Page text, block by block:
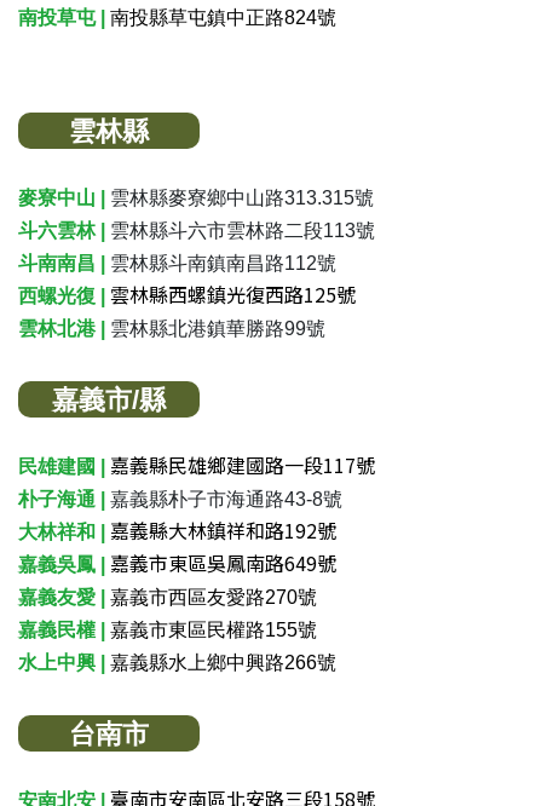
南投草屯 | 南投縣草屯鎮中正路824號
雲林縣
麥寮中山
雲林縣麥寮鄉中山路313.315號
斗六雲林|
雲林縣斗六市雲林路二段113號
斗南南昌 |
雲林縣斗南鎮南昌路112號
西螺光復 | 雲林縣西螺鎮光復西路125號
雲林北港 | 雲林縣北港鎮華勝路99號
嘉義市/縣
民雄建國 | 嘉義縣民雄鄉建國路一段117號
朴子海通 | 嘉義縣朴子市海通路43-8號
大林祥和 | 嘉義縣大林鎮祥和路192號
嘉義吳鳳 | 嘉義市東區吳鳳南路649號
嘉義友愛 | 嘉義市西區友愛路270號
嘉義民權 | 嘉義市東區民權路155號
水上中興 | 嘉義縣水上鄉中興路266號
台南市
安南北安 | 臺南市安南區北安路三段158號